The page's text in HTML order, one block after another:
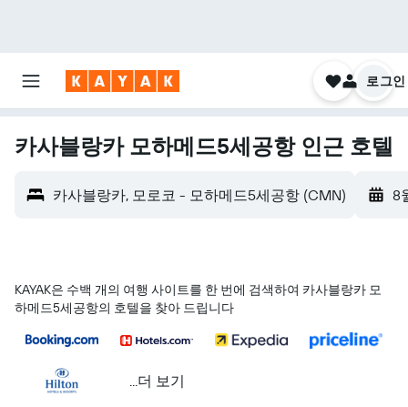
로그인
카사블랑카 모하메드5세공항 인근 호텔
카사블랑카, 모로코 - 모하메드5세공항 (CMN) 8
KAYAK은 수백 개의 여행 사이트를 한 번에 검색하여 카사블랑카 모
하메드5세공항의 호텔을 찾아 드립니다
...더 보기